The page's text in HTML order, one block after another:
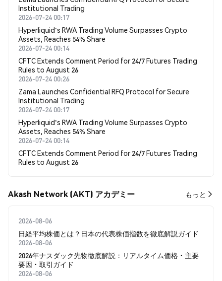
Institutional Trading
2026-07-24 00:17
Hyperliquid's RWA Trading Volume Surpasses Crypto
Assets, Reaches 54% Share
2026-07-24 00:14
CFTC Extends Comment Period for 24/7 Futures Trading
Rules to August 26
2026-07-24 00:26
Zama Launches Confidential RFQ Protocol for Secure
Institutional Trading
2026-07-24 00:17
Hyperliquid's RWA Trading Volume Surpasses Crypto
Assets, Reaches 54% Share
2026-07-24 00:14
CFTC Extends Comment Period for 24/7 Futures Trading
Rules to August 26
Akash Network (AKT) アカデミー もっと
2026-08-06
日経平均株価とは？日本の代表株価指数を徹底解説ガイド
2026-08-06
2026年ナスダック先物徹底解説：リアルタイム価格・主要
要因・取引ガイド
2026-08-06